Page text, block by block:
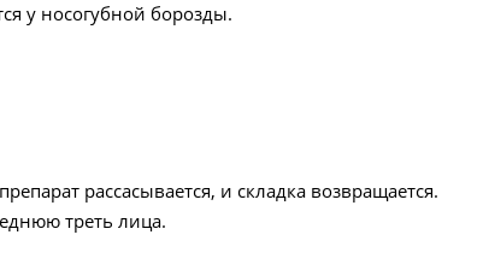
у носогубной борозды.
рассасывается, и складка возвращается.
треть лица.